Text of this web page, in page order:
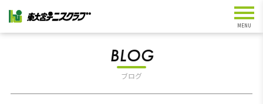
BLOG
ブログ